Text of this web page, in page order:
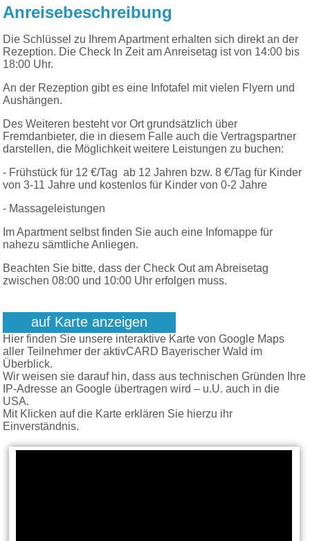
Anreisebeschreibung
Die Schlüssel zu Ihrem Apartment erhalten sich direkt an der
Rezeption. Die Check In Zeit am Anreisetag ist von 14:00 bis
18:00 Uhr.
An der Rezeption gibt es eine Infotafel mit vielen Flyern und
Aushängen.
Des Weiteren besteht vor Ort grundsätzlich über
Fremdanbieter, die in diesem Falle auch die Vertragspartner
darstellen, die Möglichkeit weitere Leistungen zu buchen:
- Frühstück für 12 €/Tag ab 12 Jahren bzw. 8 €/Tag für Kinder
von 3-11 Jahre und kostenlos für Kinder von 0-2 Jahre
- Massageleistungen
Im Apartment selbst finden Sie auch eine Infomappe für
nahezu sämtliche Anliegen.
Beachten Sie bitte, dass der Check Out am Abreisetag
zwischen 08:00 und 10:00 Uhr erfolgen muss.
auf Karte anzeigen
Hier finden Sie unsere interaktive Karte von Google Maps
aller Teilnehmer der aktivCARD Bayerischer Wald im
Überblick.
Wir weisen sie darauf hin, dass aus technischen Gründen Ihre
IP-Adresse an Google übertragen wird – u.U. auch in die
USA.
Mit Klicken auf die Karte erklären Sie hierzu ihr
Einverständnis.